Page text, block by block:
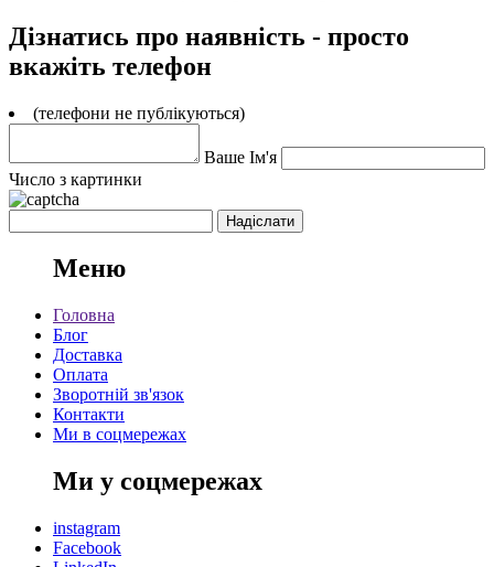
Дізнатись про наявність - просто
вкажіть телефон
(телефони не публікуються)
Ваше Ім'я
Число з картинки
Меню
Головна
Блог
Доставка
Оплата
Зворотній зв'язок
Контакти
Ми в соцмережах
Ми у соцмережах
instagram
Facebook